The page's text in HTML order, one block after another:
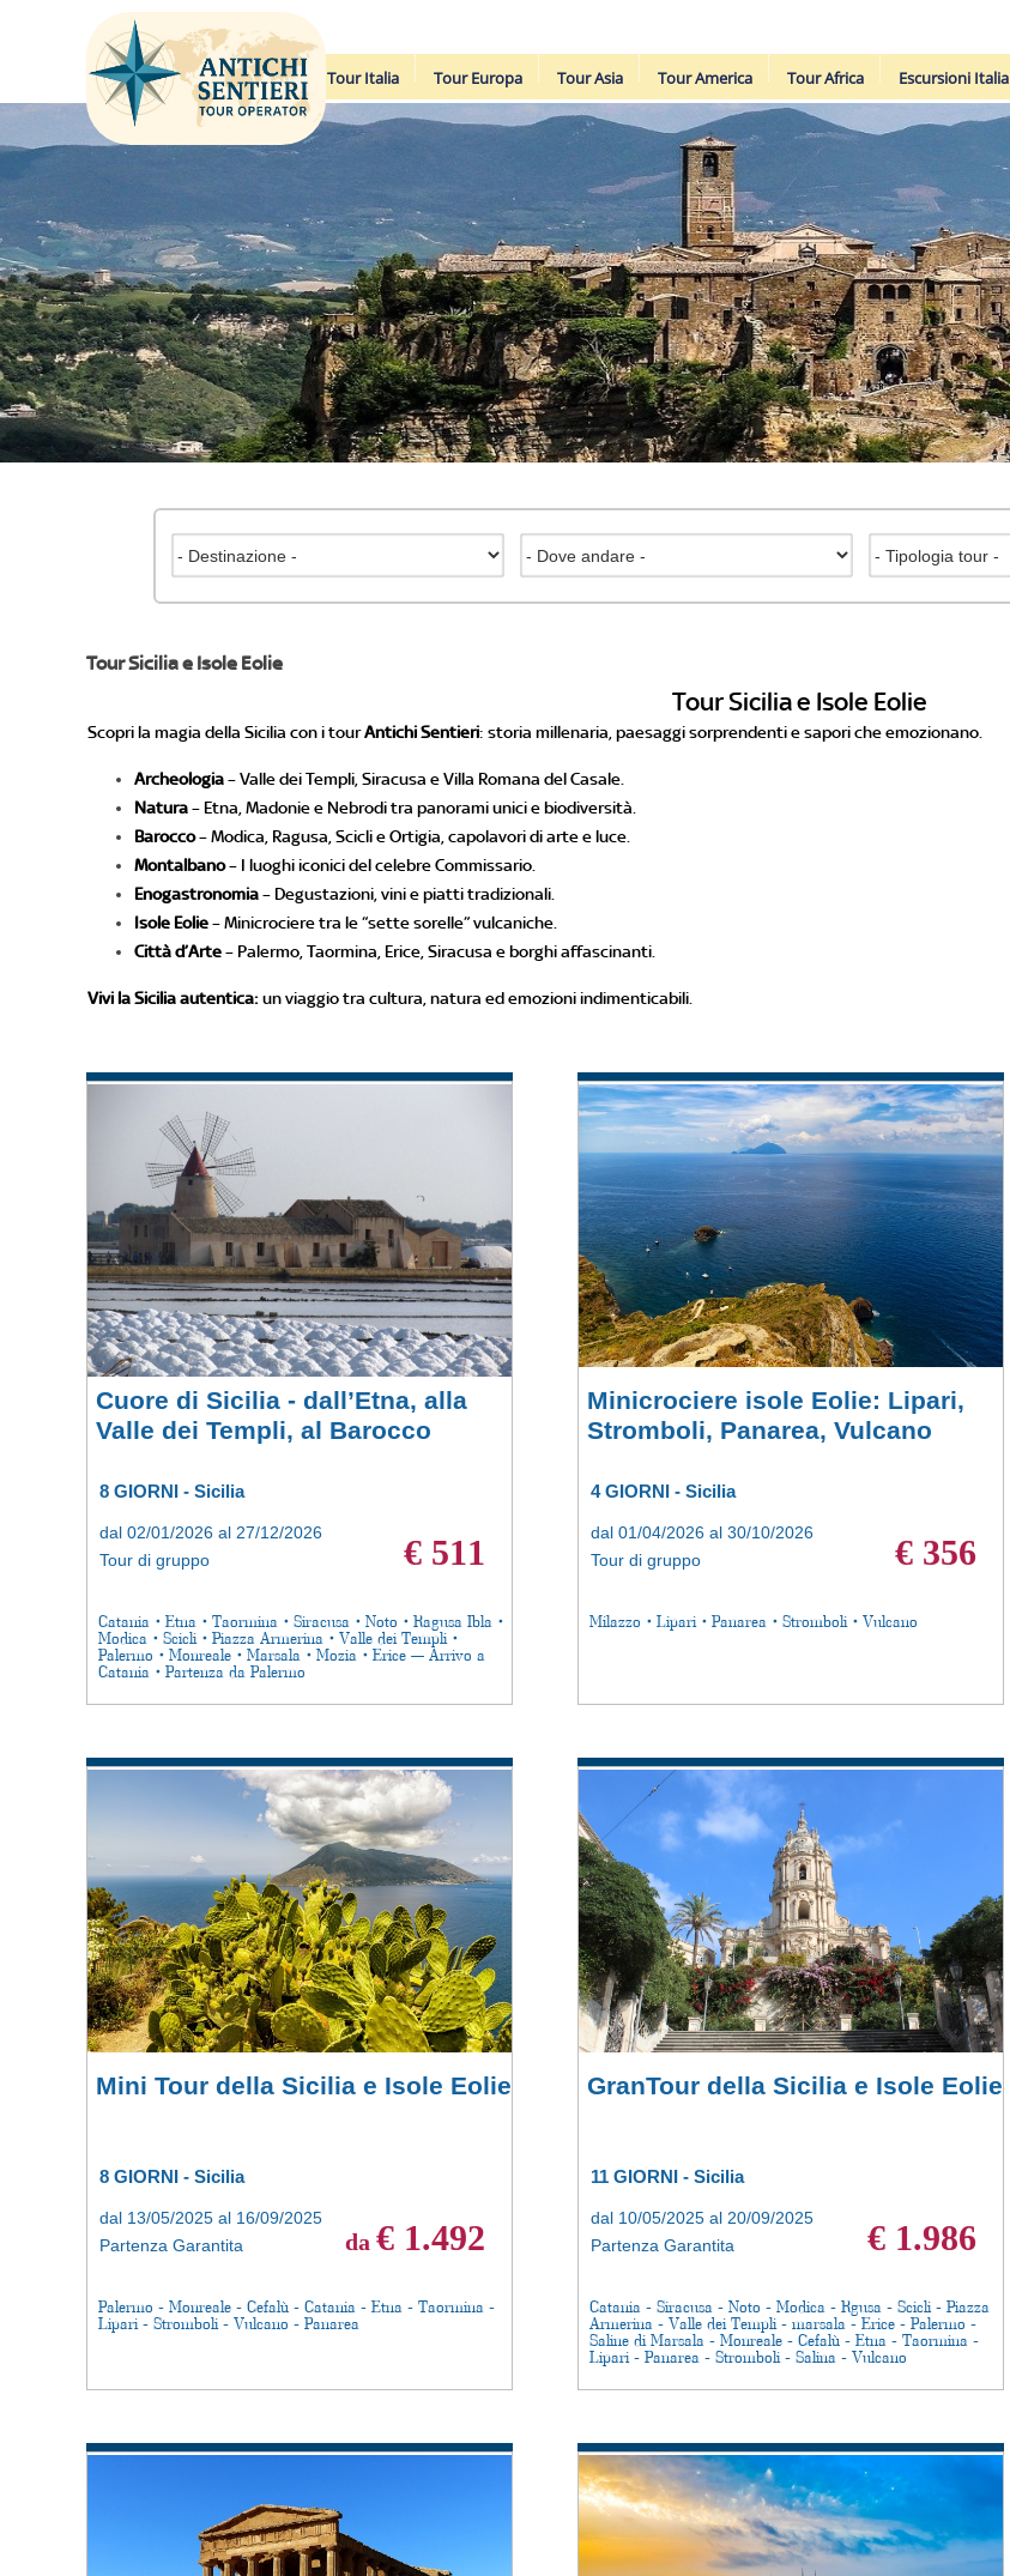
Tour Italia Tour Europa Tour Asia Tour America Tour Africa Escursioni Italia
Tour Sicilia e Isole Eolie
Tour Sicilia e Isole Eolie
Scopri la magia della Sicilia con i tourAntichi Sentieri: storia millenaria, paesaggi sorprendenti e sapori che emozionano.
Archeologia– Valle dei Templi, Siracusa e Villa Romana del Casale.
Natura– Etna, Madonie e Nebrodi tra panorami unici e biodiversità.
Barocco– Modica, Ragusa, Scicli e Ortigia, capolavori di arte e luce.
Montalbano– I luoghi iconici del celebre Commissario.
Enogastronomia– Degustazioni, vini e piatti tradizionali.
Isole Eolie– Minicrociere tra le “sette sorelle” vulcaniche.
Città d’Arte– Palermo, Taormina, Erice, Siracusa e borghi affascinanti.
Vivi la Sicilia autentica:un viaggio tra cultura, natura ed emozioni indimenticabili.
dal 02/01/2026 al 27/12/2026
Cuore di Sicilia - dall’Etna, alla
Valle dei Templi, al Barocco
8 GIORNI - Sicilia
Tour di gruppo
Catania • Etna • Taormina • Siracusa • Noto • Ragusa Ibla •
Modica • Scicli • Piazza Armerina • Valle dei Templi •
Palermo • Monreale • Marsala • Mozia • Erice — Arrivo a
Catania • Partenza da Palermo
€ 511 dal 01/04/2026 al 30/10/2026
Minicrociere isole Eolie: Lipari,
Stromboli, Panarea, Vulcano
4 GIORNI - Sicilia
Tour di gruppo
Milazzo • Lipari • Panarea • Stromboli • Vulcano
€ 356
dal 13/05/2025 al 16/09/2025
Mini Tour della Sicilia e Isole Eolie
8 GIORNI - Sicilia
Partenza Garantita
Palermo - Monreale - Cefalù - Catania - Etna - Taormina -
Lipari - Stromboli - Vulcano - Panarea
da € 1.492 dal 10/05/2025 al 20/09/2025
GranTour della Sicilia e Isole Eolie
11 GIORNI - Sicilia
Partenza Garantita
Catania - Siracusa - Noto - Modica - Rgusa - Scicli - Piazza
Armerina - Valle dei Templi - marsala - Erice - Palermo -
Saline di Marsala - Monreale - Cefalù - Etna - Taormina -
Lipari - Panarea - Stromboli - Salina - Vulcano
€ 1.986